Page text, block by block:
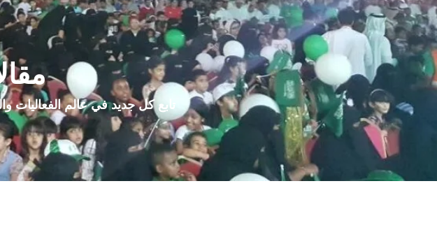
تابع كل جديد في عالم الفعاليات